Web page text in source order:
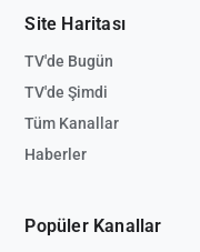
Site Haritası
TV'de Bugün
TV'de Şimdi
Tüm Kanallar
Haberler
Popüler Kanallar